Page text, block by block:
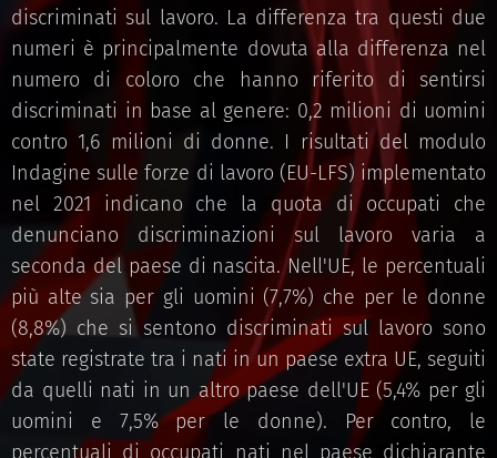
discriminati sul lavoro. La differenza tra questi due
numeri è principalmente dovuta alla differenza nel
numero di coloro che hanno riferito di sentirsi
discriminati in base al genere: 0,2 milioni di uomini
contro 1,6 milioni di donne. I risultati del modulo
Indagine sulle forze di lavoro (EU-LFS) implementato
nel 2021 indicano che la quota di occupati che
denunciano discriminazioni sul lavoro varia a
seconda del paese di nascita. Nell'UE, le percentuali
più alte sia per gli uomini (7,7%) che per le donne
(8,8%) che si sentono discriminati sul lavoro sono
state registrate tra i nati in un paese extra UE, seguiti
da quelli nati in un altro paese dell'UE (5,4% per gli
uomini e 7,5% per le donne). Per contro, le
percentuali di occupati nati nel paese dichiarante